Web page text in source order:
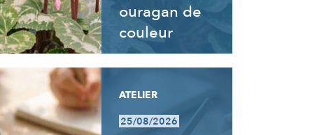
ouragan de
couleur
ATELIER
25/08/2026